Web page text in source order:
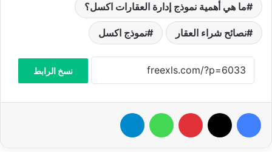
ما هي أهمية نموذج إدارة العقارات اكسل؟
نصائح شراء العقار نموذج اكسل
نسخ الرابط
فيسبوك بينتيريست واتساب